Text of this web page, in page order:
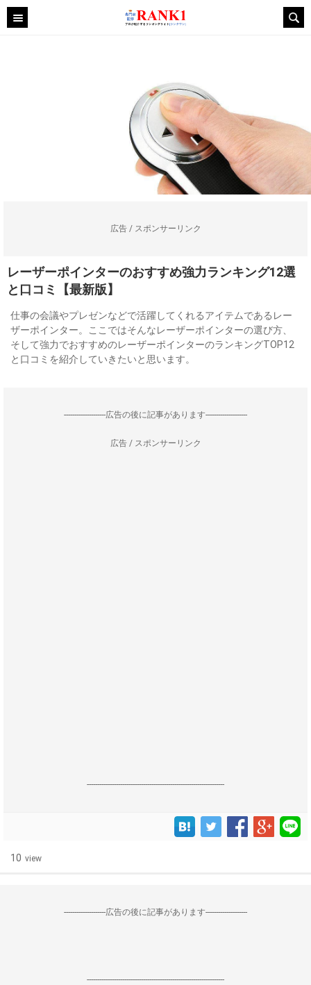
広告 / スポンサーリンク
レーザーポインターのおすすめ強力ランキング12選
と口コミ【最新版】
仕事の会議やプレゼンなどで活躍してくれるアイテムであるレー
ザーポインター。ここではそんなレーザーポインターの選び方、
そして強力でおすすめのレーザーポインターのランキングTOP12
と口コミを紹介していきたいと思います。
--------------------広告の後に記事があります--------------------
広告 / スポンサーリンク
------------------------------------------------------------------
10 view
--------------------広告の後に記事があります--------------------
------------------------------------------------------------------